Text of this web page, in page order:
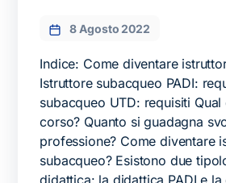
8 Agosto 2022
Indice: Come diventare
Istruttore subacqueo PADI:
subacqueo UTD: requisiti
corso? Quanto si guadagna
professione? Come diventare
subacqueo? Esistono due